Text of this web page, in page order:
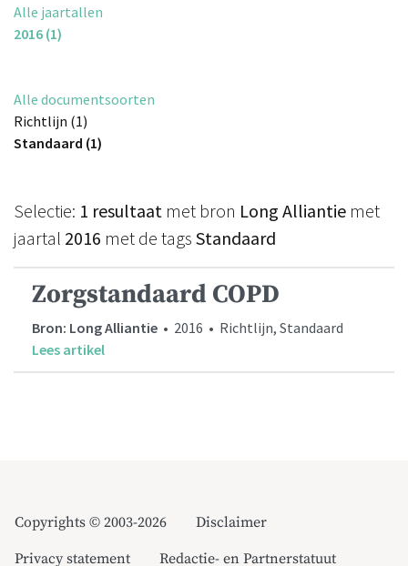
Alle jaartallen
2016 (1)
Alle documentsoorten
Richtlijn (1)
Standaard (1)
Selectie: 1 resultaat met bron Long Alliantie met
jaartal 2016 met de tags Standaard
Zorgstandaard COPD
Bron: Long Alliantie • 2016 • Richtlijn, Standaard
Lees artikel
Copyrights © 2003-2026
Disclaimer
Privacy statement
Redactie- en Partnerstatuut